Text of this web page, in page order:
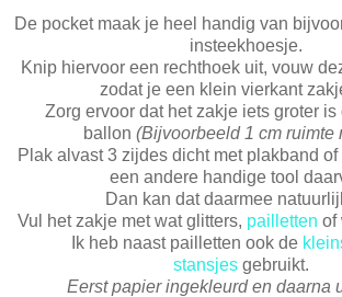
De pocket maak je heel handig van
insteekhoesje.
Knip hiervoor een rechthoek uit, vouw
zodat je een klein vierkant
Zorg ervoor dat het zakje iets groter
ballon (Bijvoorbeeld 1 cm ruimte
Plak alvast 3 zijdes dicht met plakband
een andere handige tool
Dan kan dat daarmee
Vul het zakje met wat glitters, pailletten of
Ik heb naast pailletten ook de
stansjes gebruikt.
Eerst papier ingekleurd en daarna